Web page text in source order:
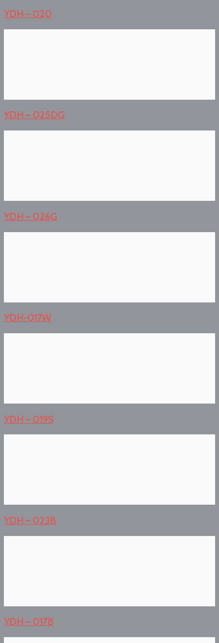
YDH – 020
YDH – 025DG
YDH – 026G
YDH-017W
YDH – 019S
YDH – 023B
YDH – 017B